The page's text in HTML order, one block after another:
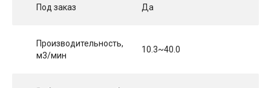
Под заказ Да
Производительность,
м3/мин
10.3~40.0